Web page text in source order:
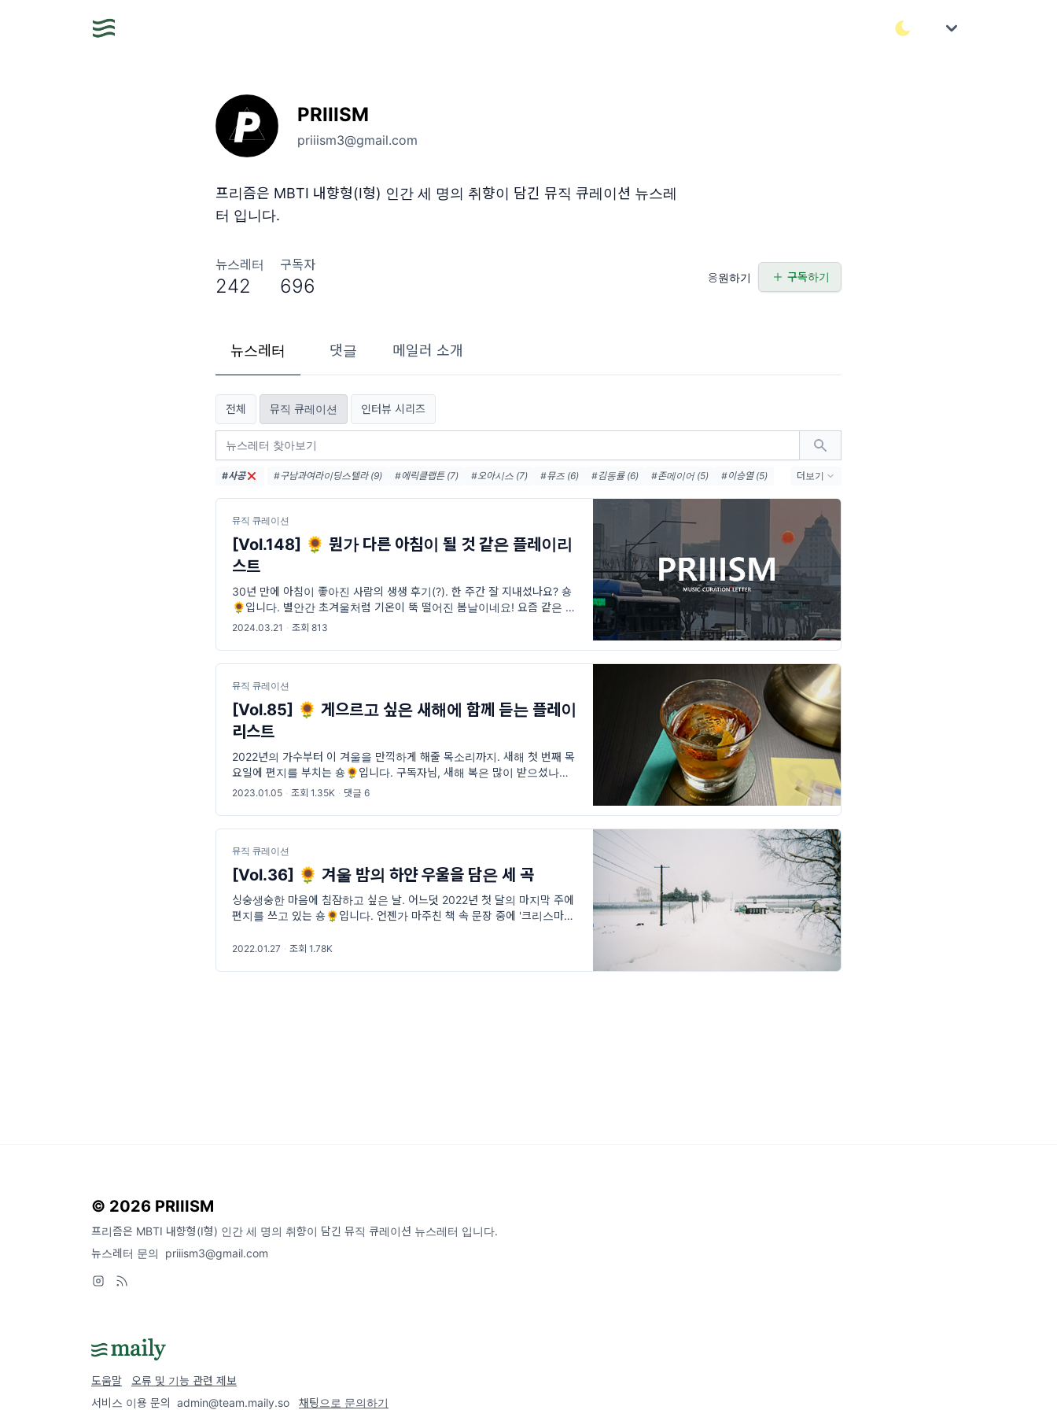
PRIIISM
priiism3@gmail.com
프리즘은 MBTI 내향형(I형) 인간 세 명의 취향이 담긴 뮤직 큐레이션 뉴스레
터 입니다.
뉴스레터
242
구독자
696 응원하기 구독하기
뉴스레터 댓글 메일러 소개
전체 뮤직 큐레이션 인터뷰 시리즈
#사공 #구남과여라이딩스텔라 (9) #에릭클랩튼 (7) #오아시스 (7) #뮤즈 (6) #김동률 (6) #존메이어 (5)
#이승열 (5)
더보기
뮤직 큐레이션
[Vol.148] 🌻 뭔가 다른 아침이 될 것 같은 플레이리
스트
30년 만에 아침이 좋아진 사람의 생생 후기(?). 한 주간 잘 지내셨나요? 숑
🌻입니다. 별안간 초겨울처럼 기온이 뚝 떨어진 봄날이네요! 요즘 같은 날씨
에 스몰톡으로 쓰기 좋은 토막 단어를 공유해봅니다. 혹시 '소소리바람'의 뜻
2024.03.21 · 조회 813
뮤직 큐레이션
[Vol.85] 🌻 게으르고 싶은 새해에 함께 듣는 플레이
리스트
2022년의 가수부터 이 겨울을 만끽하게 해줄 목소리까지. 새해 첫 번째 목
요일에 편지를 부치는 숑🌻입니다. 구독자님, 새해 복은 많이 받으셨나요?
친구들과 새해 인사를 나누다 보면 한 해치 복을 연초에 다 받고 시작하는구
2023.01.05 · 조회 1.35K · 댓글 6
뮤직 큐레이션
[Vol.36] 🌻 겨울 밤의 하얀 우울을 담은 세 곡
싱숭생숭한 마음에 침잠하고 싶은 날. 어느덧 2022년 첫 달의 마지막 주에
편지를 쓰고 있는 숑🌻입니다. 언젠가 마주친 책 속 문장 중에 '크리스마스
2022.01.27 · 조회 1.78K
© 2026 PRIIISM
프리즘은 MBTI 내향형(I형) 인간 세 명의 취향이 담긴 뮤직 큐레이션 뉴스레터 입니다.
뉴스레터 문의
priiism3@gmail.com
도움말
오류 및 기능 관련 제보
서비스 이용 문의 admin@team.maily.so 채팅으로 문의하기